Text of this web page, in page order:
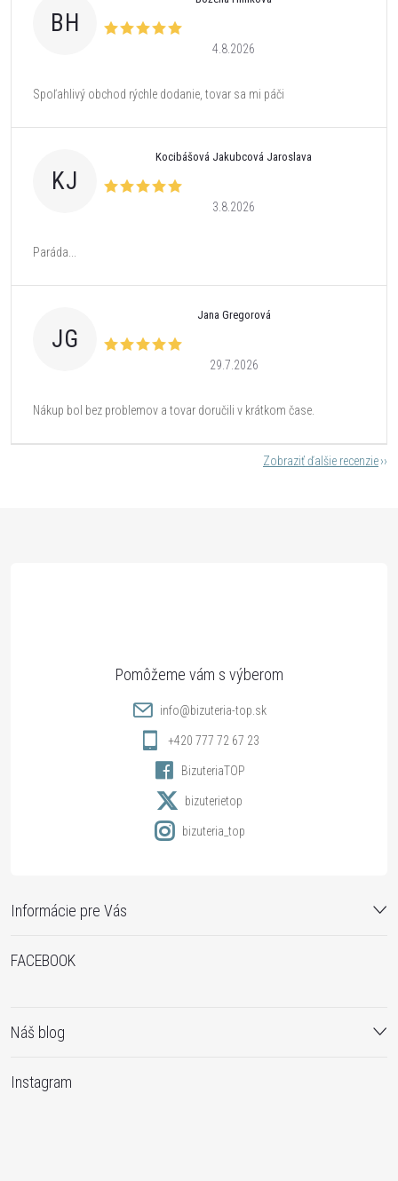
BH
4.8.2026
Spoľahlivý obchod rýchle dodanie, tovar sa mi páči
KJ
Kocibášová Jakubcová Jaroslava
3.8.2026
Paráda...
JG
Jana Gregorová
29.7.2026
Nákup bol bez problemov a tovar doručili v krátkom čase.
Zobraziť ďalšie recenzie
Informácie pre Vás
info@bizuteria-top.sk
+420 777 72 67 23
BizuteriaTOP
bizuterietop
bizuteria_top
FACEBOOK
Náš blog
Instagram